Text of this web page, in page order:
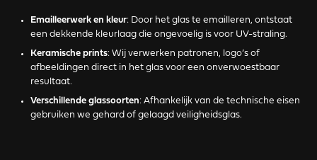
Emailleerwerk en kleur: Door het glas te emailleren, ontstaat
een dekkende kleurlaag die ongevoelig is voor UV-straling.
Keramische prints: Wij verwerken patronen, logo’s of
afbeeldingen direct in het glas voor een onverwoestbaar
resultaat.
Verschillende glassoorten: Afhankelijk van de technische eisen
gebruiken we gehard of gelaagd veiligheidsglas.